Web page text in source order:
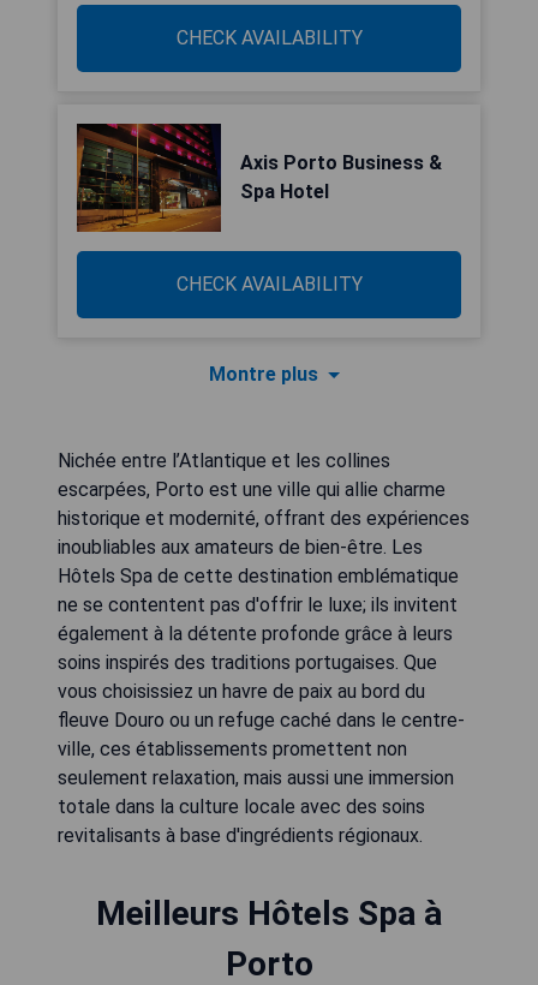
CHECK AVAILABILITY
Axis Porto Business &
Spa Hotel
CHECK AVAILABILITY
Montre plus
Nichée entre l’Atlantique et les collines
escarpées, Porto est une ville qui allie charme
historique et modernité, offrant des expériences
inoubliables aux amateurs de bien-être. Les
Hôtels Spa de cette destination emblématique
ne se contentent pas d'offrir le luxe; ils invitent
également à la détente profonde grâce à leurs
soins inspirés des traditions portugaises. Que
vous choisissiez un havre de paix au bord du
fleuve Douro ou un refuge caché dans le centre-
ville, ces établissements promettent non
seulement relaxation, mais aussi une immersion
totale dans la culture locale avec des soins
revitalisants à base d'ingrédients régionaux.
Meilleurs Hôtels Spa à
Porto